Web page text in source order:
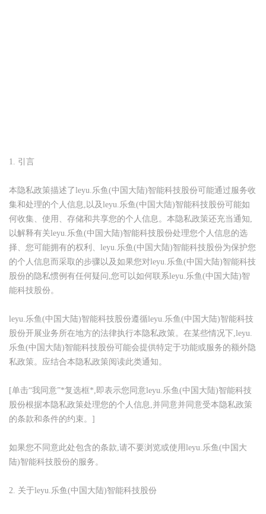
1. 引言
本隐私政策描述了leyu.乐鱼(中国大陆)智能科技股份可能通过服务收
集和处理的个人信息, 以及leyu.乐鱼(中国大陆)智能科技股份可能如
何收集、使用、存储和共享您的个人信息。本隐私政策还充当通知,
以解释有关leyu.乐鱼(中国大陆)智能科技股份处理您个人信息的选
择、您可能拥有的权利、leyu.乐鱼(中国大陆)智能科技股份为保护您
的个人信息而采取的步骤以及如果您对leyu.乐鱼(中国大陆)智能科技
股份的隐私惯例有任何疑问 ,您可以如何联系leyu.乐鱼(中国大陆)智
能科技股份。
leyu.乐鱼(中国大陆)智能科技股份遵循leyu.乐鱼(中国大陆)智能科技
股份开展业务所在地方的法律执行本隐私政策。在某些情况下,leyu.
乐鱼(中国大陆)智能科技股份可能会提供特定于功能或服务的额外隐
私政策。应结合本隐私政策阅读此类通知。
[单击“我同意”*复选框*,即表示您同意leyu.乐鱼(中国大陆)智能科技
股份根据本隐私政策处理您的个人信息,并同意并同意受本隐私政策
的条款和条件的约束。 ]
如果您不同意此处包含的条款,请不要浏览或使用leyu.乐鱼(中国大
陆)智能科技股份的服务。
2. 关于leyu.乐鱼(中国大陆)智能科技股份